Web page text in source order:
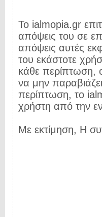
Το ialmopia.gr
απόψεις του σε
απόψεις αυτές
του εκάστοτε
κάθε περίπτωση,
να μην
περίπτωση, το
χρήστη από την
Με εκτίμηση, Η